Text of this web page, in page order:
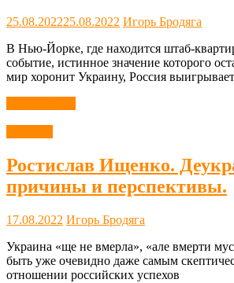
25.08.202225.08.2022 Игорь Бродяга
В Нью-Йорке, где находится штаб-
событие, истинное значение которого
мир хоронит Украину, Россия выигрывает
Ростислав Ищенко.
причины и перспективы.
17.08.2022 Игорь Бродяга
Украина «ще не вмерла», «але вмерти
быть уже очевидно даже самым
отношении российских успехов